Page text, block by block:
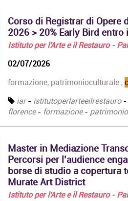
Corso di Registrar di Opere
2026 > 20% Early Bird
Istituto per l'Arte e il Restauro -
02/07/2026
formazione, patrimonioculturale ,
iar- istitutoperlarteeilrestauro-
florence- formazione-
Master in Mediazione
Percorsi per l’audience
borse di studio a copertura
Murate Art District
Istituto per l'Arte e il Restauro -